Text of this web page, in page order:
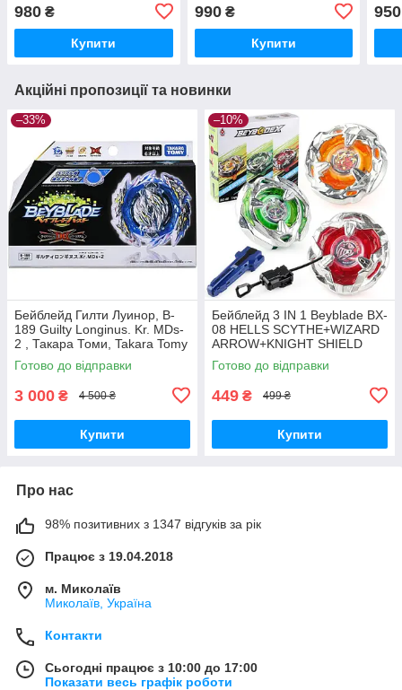
980 ₴
Купити
990₴
Купити
950
Акційні пропозиції та новинки
–33%
Бейблейд Гилти Луинор, B-
189 Guilty Longinus. Kr. MDs-
2 , Такара Томи, Takara Tomy
Готово до відправки
3 000 ₴ 4 500 ₴
Купити
–10%
Бейблейд 3 IN 1 Beyblade BX-
08 HELLS SCYTHE+WIZARD
ARROW+KNIGHT SHIELD
BEYBLADE X з пусковим
пристроєм
Готово до відправки
449 ₴ 499 ₴
Купити
Про нас
98% позитивних з 1347 відгуків за рік
Працює з 19.04.2018
м. Миколаїв
Миколаїв, Україна
Контакти
Сьогодні працює з 10:00 до 17:00
Показати весь графік роботи